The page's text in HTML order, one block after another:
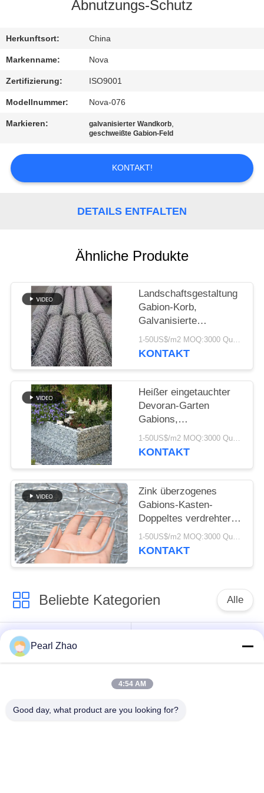
WERKSBESICHTIGUNG
QUALITÄTSKONTROLLE
KONTAKT
UNS
DATENSCHUTZRICHTLINIE
Abnutzungs-Schutz
Herkunftsort: China
Markenname: Nova
Zertifizierung: ISO9001
Modellnummer: Nova-076
Markieren: galvanisierter Wandkorb,
geschweißte Gabion-Feld
KONTAKT!
DETAILS ENTFALTEN
Ähnliche Produkte
Landschaftsgestaltung
Gabion-Korb,
Galvanisierte
Sechseckdrahtnetze
Box für dekorative und
1-50US$/m2 MOQ:3000 Quadratmeter
KONTAKT
Heißer eingetauchter
Devoran-Garten
Gabions,
Schweißungs-
Maschen-Platten-Probe
1-50US$/m2 MOQ:3000 Quadratmeter
KONTAKT
Zink überzogenes
Gabions-Kasten-
Doppeltes verdrehter
sechseckiger Gabions-
Maschendraht
1-50US$/m2 MOQ:3000 Quadratmeter
KONTAKT
Beliebte Kategorien Alle
Metall-gabion Körbe
dekorativer
Pearl Zhao
4:54 AM
Good day, what product are you looking for?